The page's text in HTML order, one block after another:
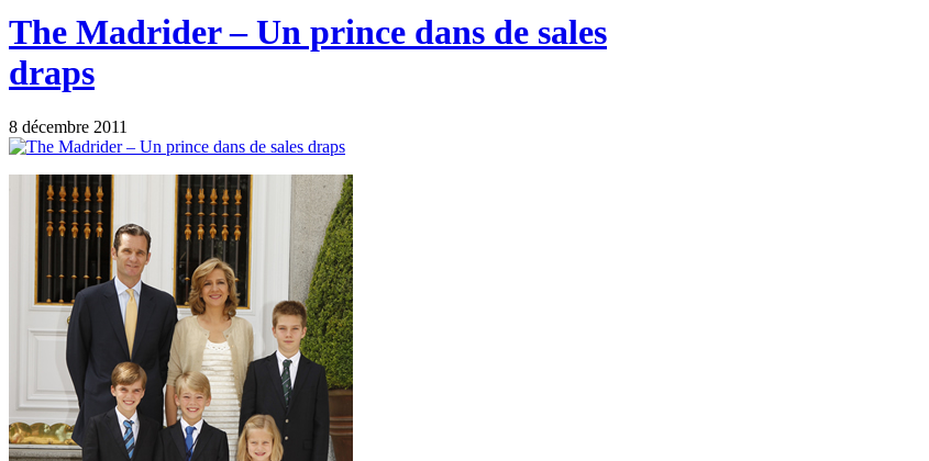
The Madrider – Un prince dans de sales
draps
8 décembre 2011